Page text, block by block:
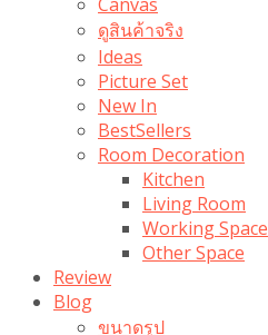
ดูสินค้าจริง
Ideas
Picture Set
New In
BestSellers
Room Decoration
Kitchen
Living Room
Working Space
Other Space
Review
Blog
ขนาดรูป